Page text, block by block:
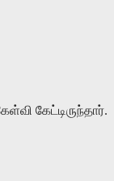
கேட்டிருந்தார்.